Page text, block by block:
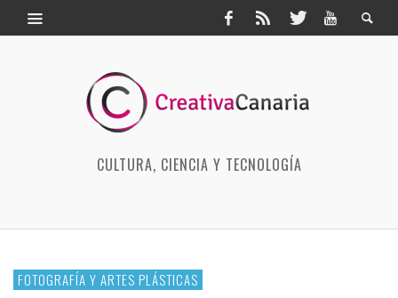
CULTURA, CIENCIA Y TECNOLOGÍA
FOTOGRAFÍA Y ARTES PLÁSTICAS